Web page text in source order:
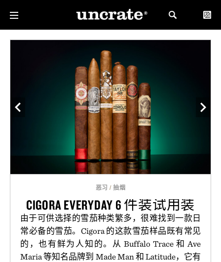
恶习 /抽烟
CIGORA EVERYDAY 6 件装试用装
由于可供选择的雪茄种类繁多，很难找到一款日
常必备的雪茄。Cigora 的这款雪茄样品既有常见
的，也有鲜为人知的。从 Buffalo Trace 和 Ave
Maria 等知名品牌到 Made Man 和 Latitude，它有